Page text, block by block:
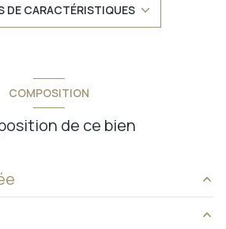
DE CARACTÉRISTIQUES
COMPOSITION
de ce bien